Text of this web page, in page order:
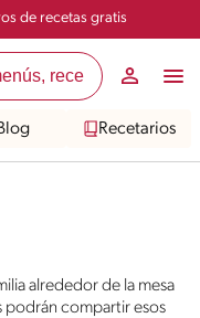
de recetas gratis
Recetarios
alrededor de la mesa
podrán compartir esos